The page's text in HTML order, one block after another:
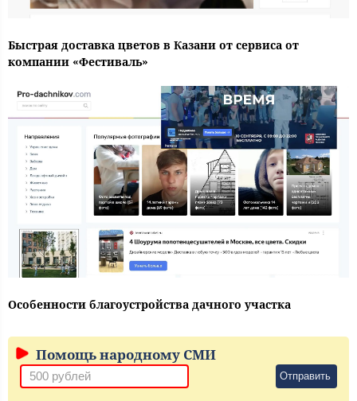
Быстрая доставка цветов в Казани от сервиса от
компании «Фестиваль»
Особенности благоустройства дачного участка
Помощь народному СМИ
Отправить